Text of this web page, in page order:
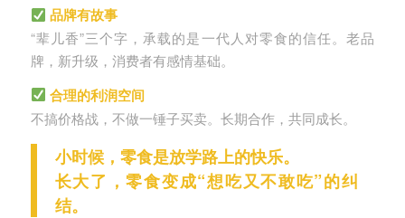
品牌有故事
“辈儿香”三个字，承载的是一代人对零食的信任。老品
牌，新升级，消费者有感情基础。
合理的利润空间
不搞价格战，不做一锤子买卖。长期合作，共同成长。
小时候，零食是放学路上的快乐。
长大了，零食变成“想吃又不敢吃”的纠
结。